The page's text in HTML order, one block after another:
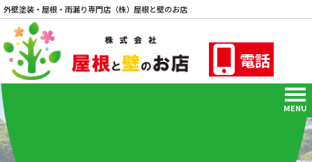
外壁塗装・屋根・雨漏り専門店（株）屋根と壁のお店
電話
MENU